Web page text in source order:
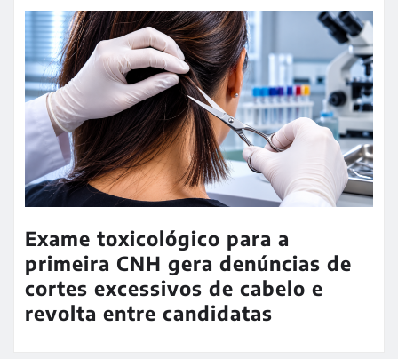
Exame toxicológico para a
primeira CNH gera denúncias de
cortes excessivos de cabelo e
revolta entre candidatas